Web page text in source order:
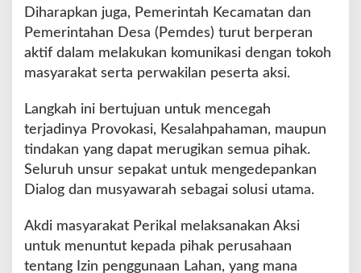
Diharapkan juga, Pemerintah Kecamatan dan
Pemerintahan Desa (Pemdes) turut berperan
aktif dalam melakukan komunikasi dengan tokoh
masyarakat serta perwakilan peserta aksi.
Langkah ini bertujuan untuk mencegah
terjadinya Provokasi, Kesalahpahaman, maupun
tindakan yang dapat merugikan semua pihak.
Seluruh unsur sepakat untuk mengedepankan
Dialog dan musyawarah sebagai solusi utama.
Akdi masyarakat Perikal melaksanakan Aksi
untuk menuntut kepada pihak perusahaan
tentang Izin penggunaan Lahan, yang mana